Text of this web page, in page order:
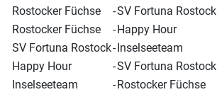
Rostocker Füchse
-SV Fortuna Rostock
Rostocker Füchse
-Happy Hour
SV Fortuna Rostock-Inselseeteam
Happy Hour
-SV Fortuna Rostock
Inselseeteam
-Rostocker Füchse